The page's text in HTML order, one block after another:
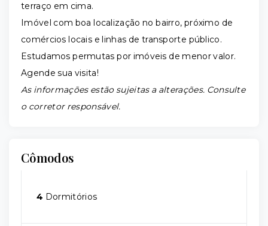
terraço em cima.
Imóvel com boa localização no bairro, próximo de
comércios locais e linhas de transporte público.
Estudamos permutas por imóveis de menor valor.
Agende sua visita!
As informações estão sujeitas a alterações. Consulte
o corretor responsável.
Cômodos
4 Dormitórios